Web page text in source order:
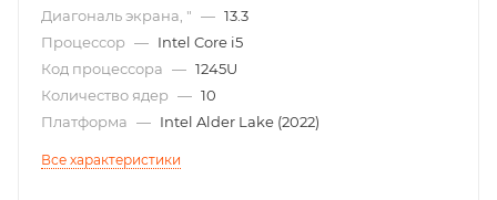
Диагональ экрана, " — 13.3
Процессор — Intel Core i5
Код процессора — 1245U
Количество ядер — 10
Платформа — Intel Alder Lake (2022)
Все характеристики